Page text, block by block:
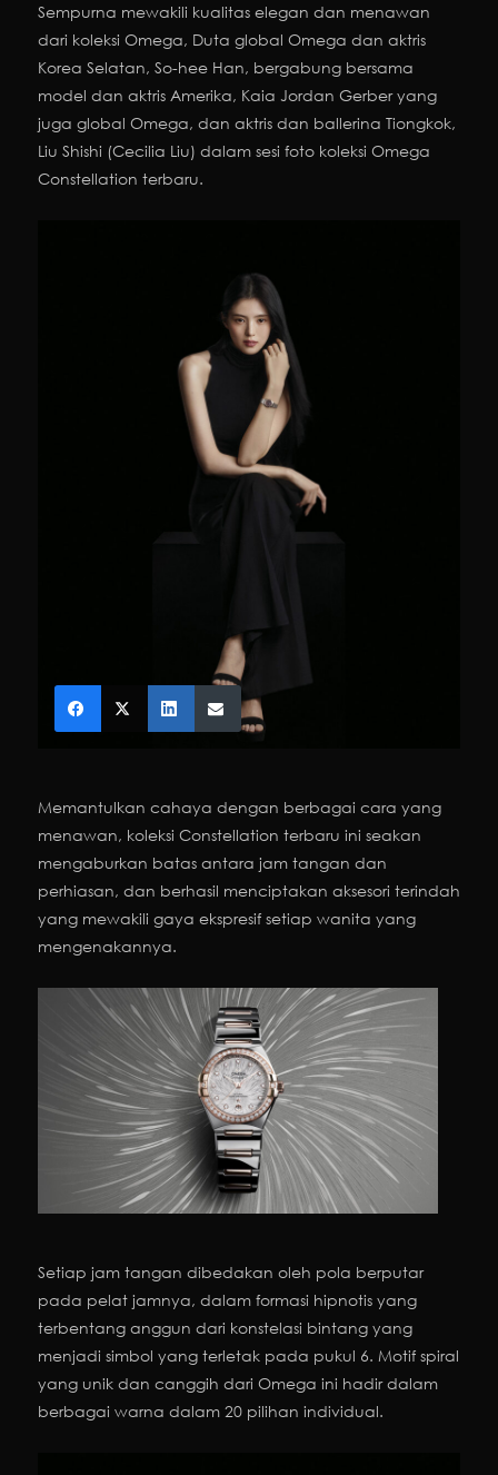
Sempurna mewakili kualitas elegan dan menawan
dari koleksi Omega, Duta global Omega dan aktris
Korea Selatan, So-hee Han, bergabung bersama
model dan aktris Amerika, Kaia Jordan Gerber yang
juga global Omega, dan aktris dan ballerina Tiongkok,
Liu Shishi (Cecilia Liu) dalam sesi foto koleksi Omega
Constellation terbaru.
Memantulkan cahaya dengan berbagai cara yang
menawan, koleksi Constellation terbaru ini seakan
mengaburkan batas antara jam tangan dan
perhiasan, dan berhasil menciptakan aksesori terindah
yang mewakili gaya ekspresif setiap wanita yang
mengenakannya.
Setiap jam tangan dibedakan oleh pola berputar
pada pelat jamnya, dalam formasi hipnotis yang
terbentang anggun dari konstelasi bintang yang
menjadi simbol yang terletak pada pukul 6. Motif spiral
yang unik dan canggih dari Omega ini hadir dalam
berbagai warna dalam 20 pilihan individual.